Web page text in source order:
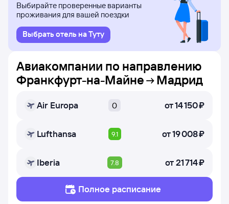
Выбирайте проверенные варианты
проживания для вашей поездки
Выбрать отель на Туту
Авиакомпании по направлению
Франкфурт-на-Майне
Мадрид
Air Europa 0 от14 ⁠150 ⁠₽
Lufthansa 9.1 от19 ⁠008 ⁠₽
Iberia 7.8 от21 ⁠714 ⁠₽
Полное расписание